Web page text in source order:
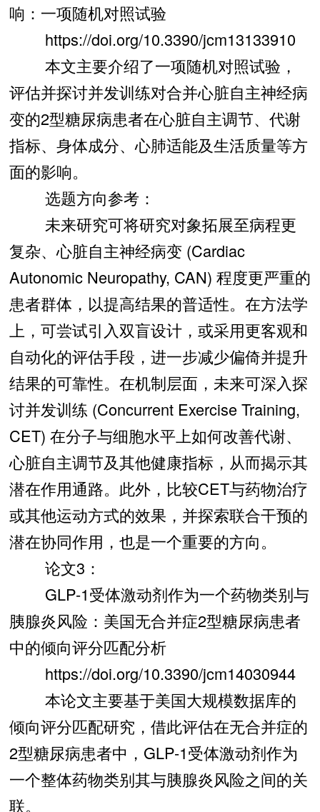
响：一项随机对照试验
https://doi.org/10.3390/jcm13133910
本文主要介绍了一项随机对照试验，
评估并探讨并发训练对合并心脏自主神经病
变的2型糖尿病患者在心脏自主调节、代谢
指标、身体成分、心肺适能及生活质量等方
面的影响。
选题方向参考：
未来研究可将研究对象拓展至病程更
复杂、心脏自主神经病变 (Cardiac
Autonomic Neuropathy, CAN) 程度更严重的
患者群体，以提高结果的普适性。在方法学
上，可尝试引入双盲设计，或采用更客观和
自动化的评估手段，进一步减少偏倚并提升
结果的可靠性。在机制层面，未来可深入探
讨并发训练 (Concurrent Exercise Training,
CET) 在分子与细胞水平上如何改善代谢、
心脏自主调节及其他健康指标，从而揭示其
潜在作用通路。此外，比较CET与药物治疗
或其他运动方式的效果，并探索联合干预的
潜在协同作用，也是一个重要的方向。
论文3：
GLP-1受体激动剂作为一个药物类别与
胰腺炎风险：美国无合并症2型糖尿病患者
中的倾向评分匹配分析
https://doi.org/10.3390/jcm14030944
本论文主要基于美国大规模数据库的
倾向评分匹配研究，借此评估在无合并症的
2型糖尿病患者中，GLP-1受体激动剂作为
一个整体药物类别其与胰腺炎风险之间的关
联。